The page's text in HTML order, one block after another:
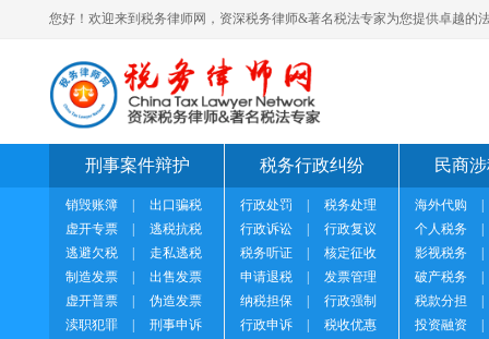
您好！欢迎来到税务律师网，资深税务律师&著名税法专家为您提供卓越的
刑事案件辩护
销毁账簿
出口骗税
虚开专票
逃税抗税
逃避欠税
走私逃税
制造发票
出售发票
虚开普票
伪造发票
渎职犯罪
刑事申诉
税务行政纠纷
行政处罚
税务处理
行政诉讼
行政复议
税务听证
核定征收
申请退税
发票管理
纳税担保
行政强制
行政申诉
税收优惠
民商
海外代购
个人税务
影视税务
破产税务
税款分担
投资融资